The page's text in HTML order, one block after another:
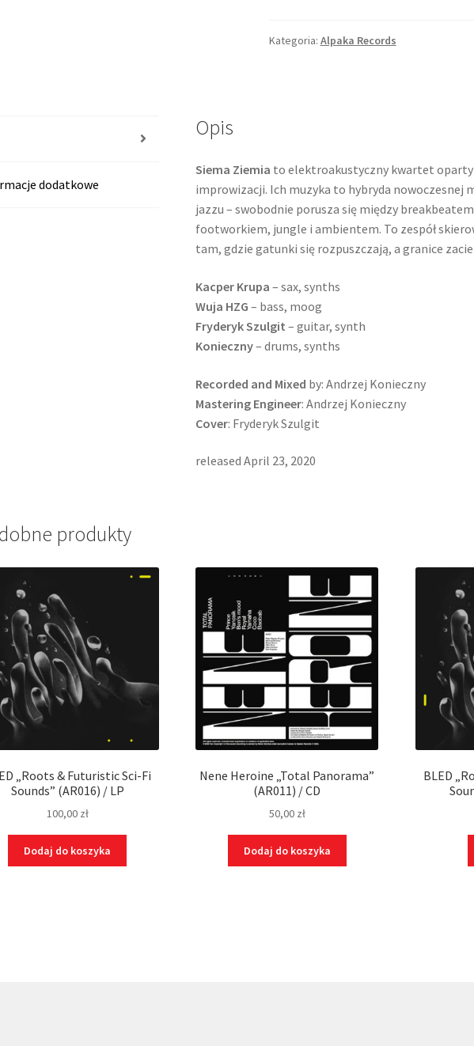
Ziemia"
Kategoria: Alpaka Records
dodatkowe
Opis
Siema Ziemia to elektroakustyczny kwartet
improwizacji. Ich muzyka to hybryda nowoczesnej
jazzu – swobodnie porusza się między
footworkiem, jungle i ambientem. To zespół
tam, gdzie gatunki się rozpuszczają, a granice
Kacper Krupa – sax, synths
Wuja HZG – bass, moog
Fryderyk Szulgit – guitar, synth
Konieczny– drums, synths
Recorded and Mixed by: Andrzej Konieczny
Mastering Engineer: Andrzej Konieczny
Cover: Fryderyk Szulgit
released April 23, 2020
produkty
„Roots & Futuristic Sci-Fi
Sounds” (AR016) / LP
100,00 zł
Dodaj do koszyka
Nene Heroine „Total Panorama”
(AR011) / CD
50,00 zł
Dodaj do koszyka
BLED